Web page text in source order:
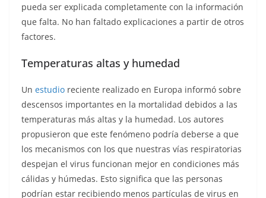
pueda ser explicada completamente con la información
que falta. No han faltado explicaciones a partir de otros
factores.
Temperaturas altas y humedad
Un estudio reciente realizado en Europa informó sobre
descensos importantes en la mortalidad debidos a las
temperaturas más altas y la humedad. Los autores
propusieron que este fenómeno podría deberse a que
los mecanismos con los que nuestras vías respiratorias
despejan el virus funcionan mejor en condiciones más
cálidas y húmedas. Esto significa que las personas
podrían estar recibiendo menos partículas de virus en